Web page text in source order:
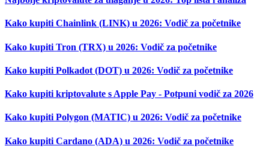
Kako kupiti Chainlink (LINK) u 2026: Vodič za početnike
Kako kupiti Tron (TRX) u 2026: Vodič za početnike
Kako kupiti Polkadot (DOT) u 2026: Vodič za početnike
Kako kupiti kriptovalute s Apple Pay - Potpuni vodič za 2026
Kako kupiti Polygon (MATIC) u 2026: Vodič za početnike
Kako kupiti Cardano (ADA) u 2026: Vodič za početnike